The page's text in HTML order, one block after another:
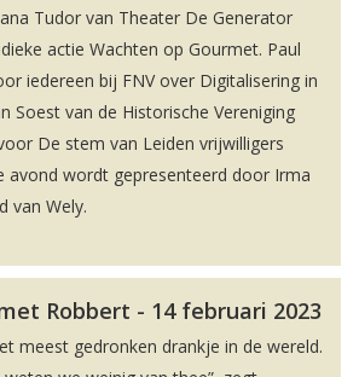
Tudor van Theater De Generator
actie Wachten op Gourmet. Paul
iedereen bij FNV over Digitalisering in
Soest van de Historische Vereniging
De stem van Leiden vrijwilligers
avond wordt gepresenteerd door Irma
van Wely.
Robbert - 14 februari 2023
meest gedronken drankje in de wereld.